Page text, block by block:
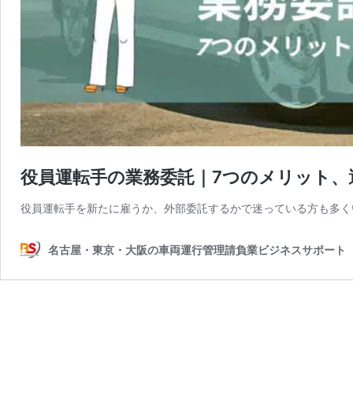
役員運転手の業務委託｜7つのメリット
役員運転手を新たに雇うか、外部委託するかで迷っている方も多
名古屋・東京・大阪の車両運行管理請負業ビジネスサポート